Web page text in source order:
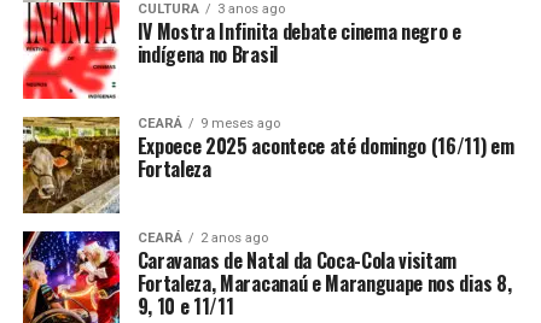
CULTURA 3 anos ago
IV Mostra Infinita debate cinema negro e
indígena no Brasil
CEARÁ 9 meses ago
Expoece 2025 acontece até domingo (16/11) em
Fortaleza
CEARÁ 2 anos ago
Caravanas de Natal da Coca-Cola visitam
Fortaleza, Maracanaú e Maranguape nos dias 8,
9, 10 e 11/11